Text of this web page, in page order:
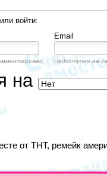
войти:
Email
Недоступен на
на
от ТНТ, ремейк